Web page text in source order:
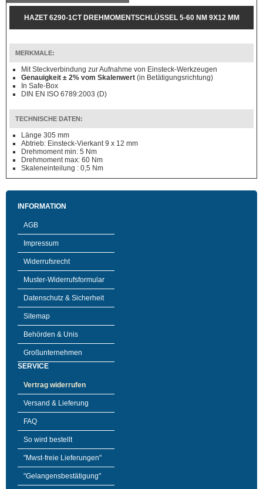
HAZET 6290-1CT DREHMOMENTSCHLÜSSEL 5-60 NM 9X12 MM
MERKMALE:
Mit Steckverbindung zur Aufnahme von Einsteck-Werkzeugen
Genauigkeit ± 2% vom Skalenwert (in Betätigungsrichtung)
In Safe-Box
DIN EN ISO 6789:2003 (D)
TECHNISCHE DATEN:
Länge 305 mm
Abtrieb: Einsteck-Vierkant 9 x 12 mm
Drehmoment min: 5 Nm
Drehmoment max: 60 Nm
Skaleneinteilung : 0,5 Nm
INFORMATION
AGB
Impressum
Widerrufsrecht
Muster-Widerrufsformular
Datenschutz & Sicherheit
Sitemap
Behörden & Unis
Großunternehmen
SERVICE
Vertrag widerrufen
Versand & Lieferung
FAQ
So wird bestellt
"Mwst-freie Lieferungen"
"Gelangensbestätigung"